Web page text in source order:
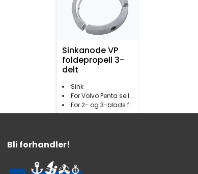
Sinkanode VP
foldepropell 3-
delt
Sink
For Volvo Penta seildrev
For 2- og 3-blads foldepropell
Bli forhandler!